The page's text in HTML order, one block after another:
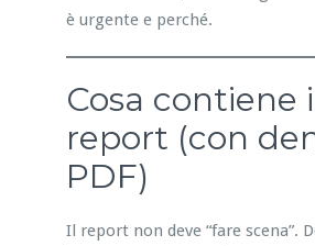
è urgente e perché.
Cosa contiene
report (con
PDF)
Il report non deve “fare scena”.